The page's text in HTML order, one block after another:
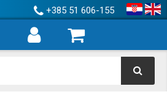
+385 51 606-155